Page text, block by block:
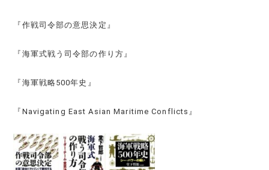
『作戦司令部の意思決定』
『海軍式戦う司令部の作り方』
『海軍戦略500年史』
『Navigating East Asian Maritime Conflicts』